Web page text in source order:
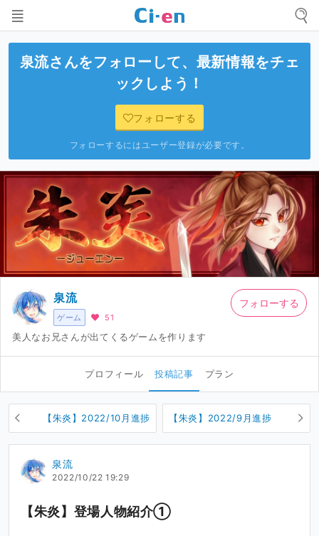
泉流さんをフォローして、最新情報をチェ
ックしよう！
フォローする
フォローするにはユーザー登録が必要です。
ゲーム
泉流
51
美人なお兄さんが出てくるゲームを作ります
フォローする
プロフィール 投稿記事 プラン
【朱炎】2022/10月進捗 【朱炎】2022/9月進捗
泉流
2022/10/22 19:29
【朱炎】登場人物紹介①